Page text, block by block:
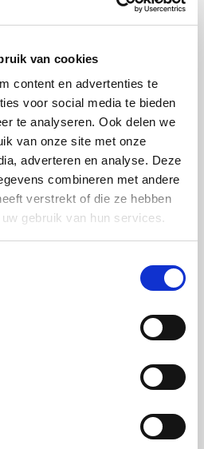
van cookies
content en advertenties te
voor social media te bieden
te analyseren. Ook delen we
van onze site met onze
adverteren en analyse. Deze
combineren met andere
verstrekt of die ze hebben
gebruik van hun services.
De Online Drogist
Adidas Hotels.com
Get Your Guide